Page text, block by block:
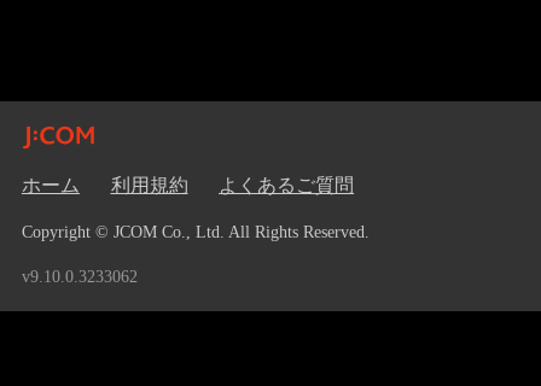
ホーム 利用規約 よくあるご質問
Copyright © JCOM Co., Ltd. All Rights Reserved.
v9.10.0.3233062